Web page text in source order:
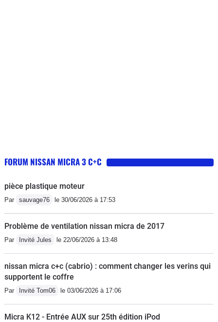
FORUM NISSAN MICRA 3 C+C
pièce plastique moteur
Par sauvage76 le 30/06/2026 à 17:53
Problème de ventilation nissan micra de 2017
Par Invité Jules le 22/06/2026 à 13:48
nissan micra c+c (cabrio) : comment changer les verins qui
supportent le coffre
Par Invité Tom06 le 03/06/2026 à 17:06
Micra K12 - Entrée AUX sur 25th édition iPod